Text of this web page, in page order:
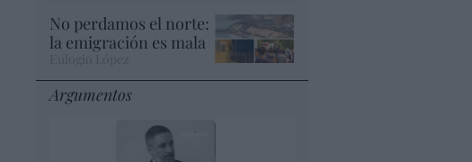
No perdamos el norte:
la emigración es mala
Argumentos